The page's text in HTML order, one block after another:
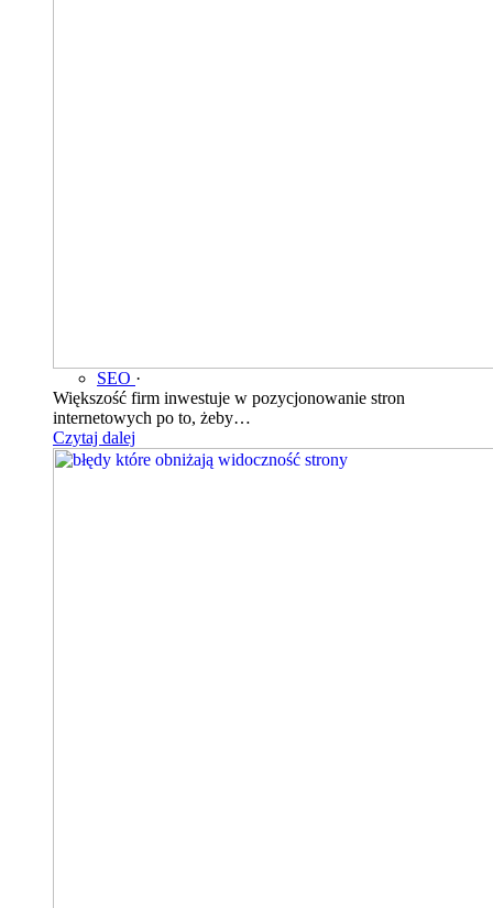
SEO ·
Większość firm inwestuje w pozycjonowanie stron
internetowych po to, żeby…
Czytaj dalej